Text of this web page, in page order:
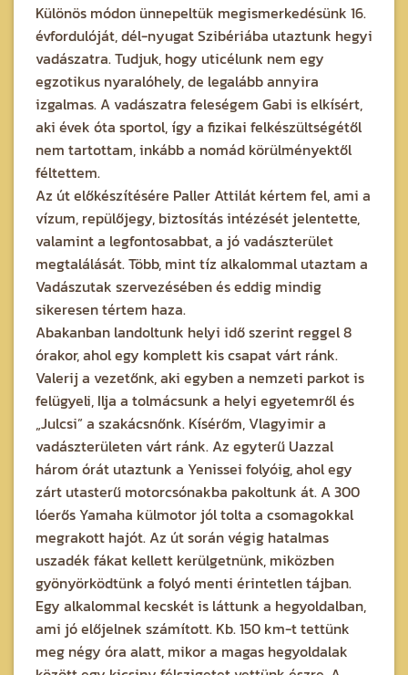
Különös módon ünnepeltük megismerkedésünk 16.
évfordulóját, dél-nyugat Szibériába utaztunk hegyi
vadászatra. Tudjuk, hogy uticélunk nem egy
egzotikus nyaralóhely, de legalább annyira
izgalmas. A vadászatra feleségem Gabi is elkísért,
aki évek óta sportol, így a fizikai felkészültségétől
nem tartottam, inkább a nomád körülményektől
féltettem.
Az út előkészítésére Paller Attilát kértem fel, ami a
vízum, repülőjegy, biztosítás intézését jelentette,
valamint a legfontosabbat, a jó vadászterület
megtalálását. Több, mint tíz alkalommal utaztam a
Vadászutak szervezésében és eddig mindig
sikeresen tértem haza.
Abakanban landoltunk helyi idő szerint reggel 8
órakor, ahol egy komplett kis csapat várt ránk.
Valerij a vezetőnk, aki egyben a nemzeti parkot is
felügyeli, Ilja a tolmácsunk a helyi egyetemről és
„Julcsi” a szakácsnőnk. Kísérőm, Vlagyimir a
vadászterületen várt ránk. Az egyterű Uazzal
három órát utaztunk a Yenissei folyóig, ahol egy
zárt utasterű motorcsónakba pakoltunk át. A 300
lóerős Yamaha külmotor jól tolta a csomagokkal
megrakott hajót. Az út során végig hatalmas
uszadék fákat kellett kerülgetnünk, miközben
gyönyörködtünk a folyó menti érintetlen tájban.
Egy alkalommal kecskét is láttunk a hegyoldalban,
ami jó előjelnek számított. Kb. 150 km-t tettünk
meg négy óra alatt, mikor a magas hegyoldalak